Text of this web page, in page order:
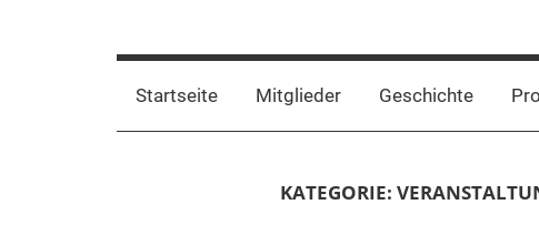
frida-
verein
zur
Förderung
Startseite Mitglieder Geschichte
KATEGORIE: